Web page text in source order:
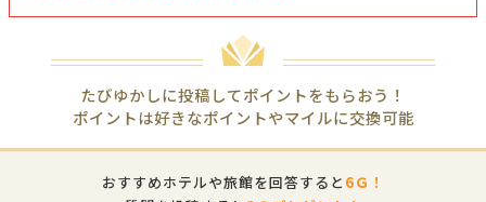
たびゆかしに投稿してポイントをもらおう！
ポイントは好きなポイントやマイルに交換可能
おすすめホテルや旅館を回答すると 6Ｇ！